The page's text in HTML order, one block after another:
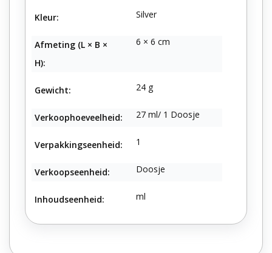
Kleur: Silver
Afmeting (L × B ×
H):
6 × 6 cm
Gewicht: 24 g
Verkoophoeveelheid: 27 ml/ 1 Doosje
Verpakkingseenheid: 1
Verkoopseenheid: Doosje
Inhoudseenheid: ml